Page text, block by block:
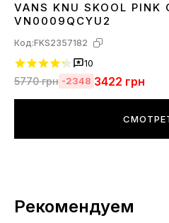
3637 38
VANS KNU SKOOL PINK
VN0009QCYU2
Код:FKS2357182
10
5770грн -2348 3422 грн
Рекомендуем